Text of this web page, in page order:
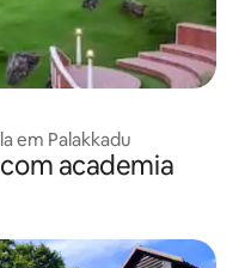
em Palakkadu
academia